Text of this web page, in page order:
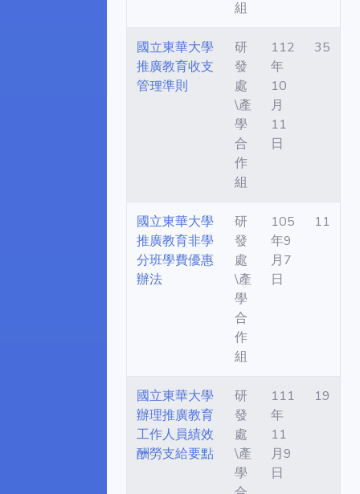
組
國立東華大學
推廣教育收支
管理準則
研
發
處
\產
學
合
作
組
112
年
10
月
11
日
35
國立東華大學
推廣教育非學
分班學費優惠
辦法
研
發
處
\產
學
合
作
組
105
年9
月7
日
11
國立東華大學
辦理推廣教育
工作人員績效
酬勞支給要點
研
發
處
\產
學
111
年
11
月9
日
19